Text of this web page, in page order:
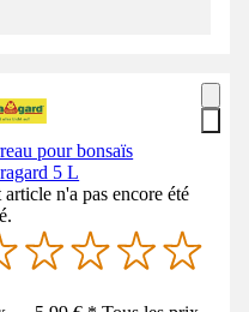
pour bonsaïs
5 L
article n'a pas encore été